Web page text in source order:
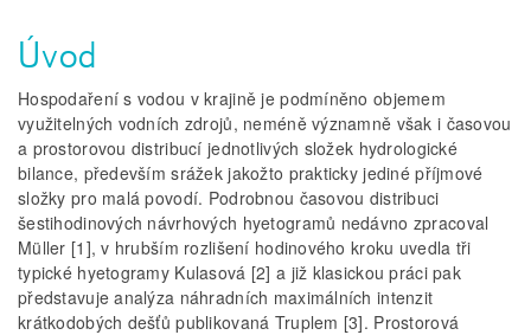
Úvod
Hospodaření s vodou v krajině je podmíněno objemem
využitelných vodních zdrojů, neméně významně však i časovou
a prostorovou distribucí jednotlivých složek hydrologické
bilance, především srážek jakožto prakticky jediné příjmové
složky pro malá povodí. Podrobnou časovou distribuci
šestihodinových návrhových hyetogramů nedávno zpracoval
Müller [1], v hrubším rozlišení hodinového kroku uvedla tři
typické hyetogramy Kulasová [2] a již klasickou práci pak
představuje analýza náhradních maximálních intenzit
krátkodobých dešťů publikovaná Truplem [3]. Prostorová